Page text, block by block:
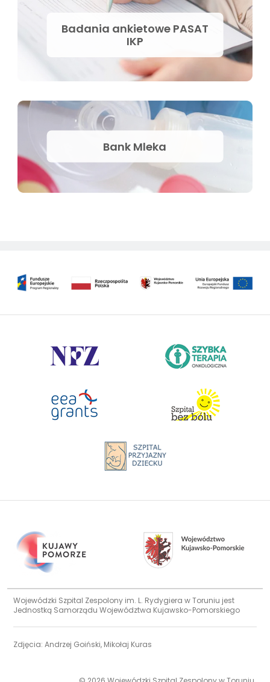
Badania ankietowe PASAT
IKP
Bank Mleka
Wojewódzki Szpital Zespolony im. L. Rydygiera w Toruniu jest
Jednostką Samorządu Województwa Kujawsko-Pomorskiego
Zdjęcia: Andrzej Goiński, Mikołaj Kuras